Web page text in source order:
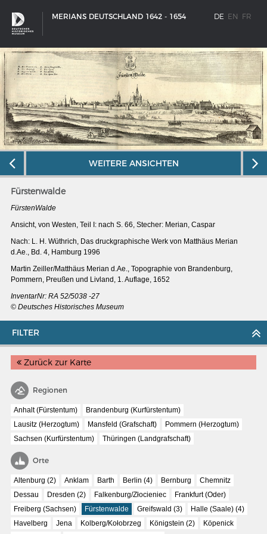
MERIANS DEUTSCHLAND 1642 - 1654 DE EN FR
Entwicklungen im europäischen Schiffbau
MERIANS DEUTSCHLAND 1642 - 1654
Interaktive Karte
Bildergalerie Topographia Germaniae
Impressum
FILTER
Zurück zur Karte
Regionen
Anhalt (Fürstentum)
Brandenburg (Kurfürstentum)
Lausitz (Herzogtum)
Mansfeld (Grafschaft)
Pommern (Herzogtum)
Sachsen (Kurfürstentum)
Thüringen (Landgrafschaft)
Orte
Altenburg (2) Anklam Barth Berlin (4) Bernburg
Chemnitz
Dessau
Dresden (2) Falkenburg/Złocieniec
Frankfurt (Oder)
Freiberg (Sachsen)
Fürstenwalde Greifswald (3)
Halle (Saale) (4)
Havelberg
Jena Kolberg/Kołobrzeg Königstein (2)
Köpenick
WEITERE ANSICHTEN
Fürstenwalde
FürstenWalde
Ansicht, von Westen, Teil I: nach S. 66, Stecher: Merian, Caspar
Nach: L. H. Wüthrich, Das druckgraphische Werk von Matthäus Merian
d.Ae., Bd. 4, Hamburg 1996
Martin Zeiller/Matthäus Merian d.Ae., Topographie von Brandenburg,
Pommern, Preußen und Livland, 1. Auflage, 1652
InventarNr: RA 52/5038 -27
© Deutsches Historisches Museum